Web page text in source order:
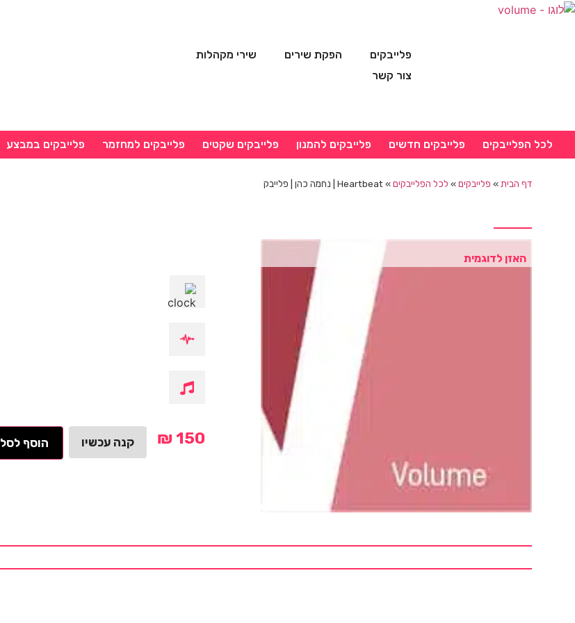
פלייבקים הפקת שירים
שירי מקהלות
צור קשר
לכל הפלייבקים פלייבקים חדשים פלייבקים להמנון פלייבקים שקטים פלייבקים למחזמר פלייבקים במבצע
דף הבית » פלייבקים» לכל הפלייבקים» Heartbeat | נחמה כהן | פלייבק
האזן לדוגמית
₪ 150 קנה עכשיו הוסף לסל